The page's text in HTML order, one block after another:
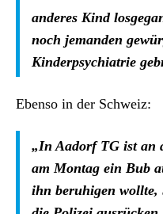
anderes Kind
noch jemanden
Kinderpsychiatrie
Ebenso in der Schweiz:
„In Aadorf TG ist an
am Montag ein Bub
ihn beruhigen wollte,